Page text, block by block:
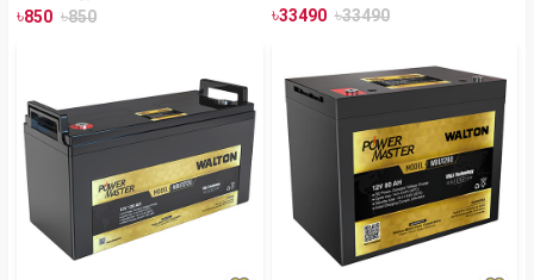
৳850 ৳850 ৳33490 ৳33490